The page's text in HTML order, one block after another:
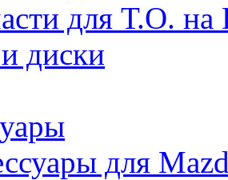
для Т.О. на
диски
для